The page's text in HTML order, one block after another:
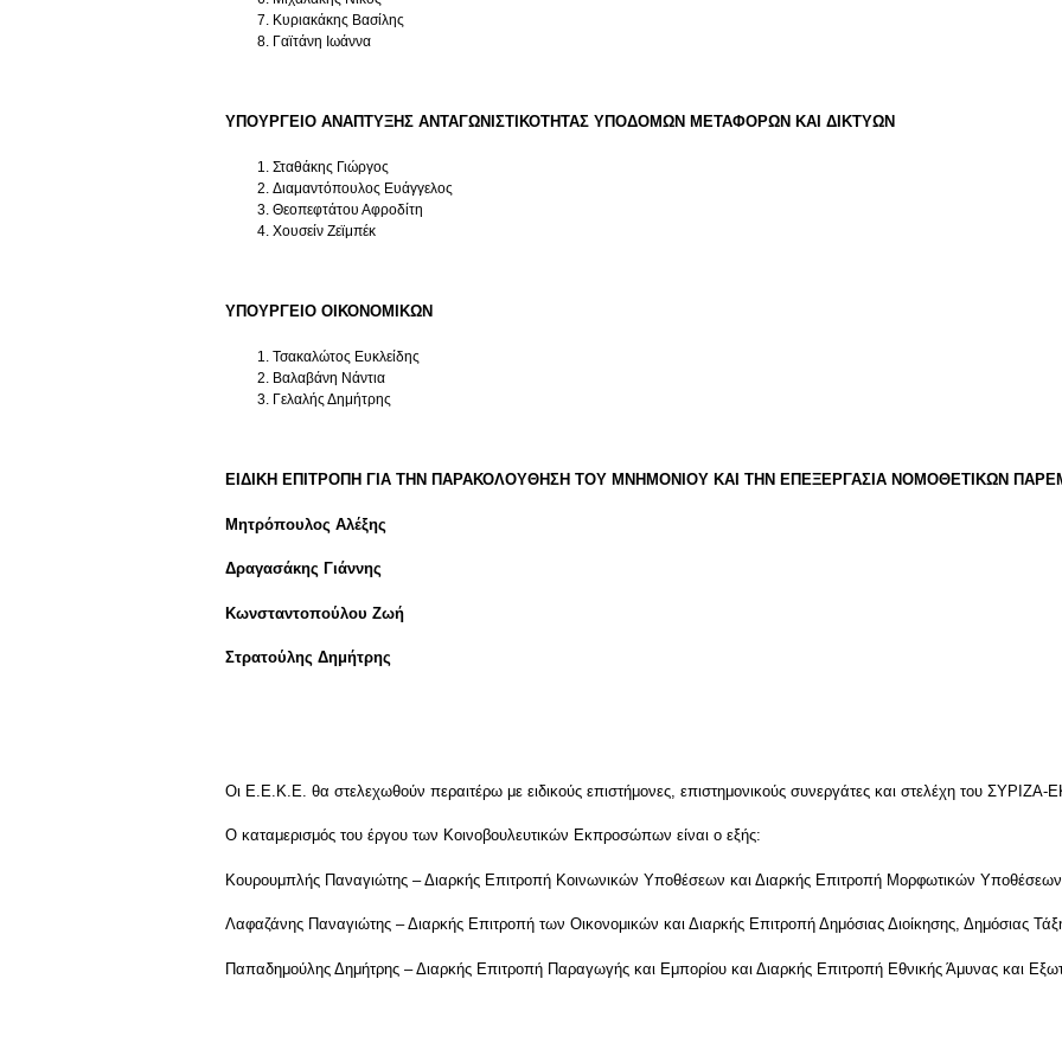
Κυριακάκης Βασίλης
Γαϊτάνη Ιωάννα
ΥΠΟΥΡΓΕΙΟ ΑΝΑΠΤΥΞΗΣ ΑΝΤΑΓΩΝΙΣΤΙΚΟΤΗΤΑΣ ΥΠΟΔΟΜΩΝ ΜΕΤΑΦΟΡΩΝ ΚΑΙ ΔΙΚΤΥΩΝ
Σταθάκης Γιώργος
Διαμαντόπουλος Ευάγγελος
Θεοπεφτάτου Αφροδίτη
Χουσείν Ζεϊμπέκ
ΥΠΟΥΡΓΕΙΟ ΟΙΚΟΝΟΜΙΚΩΝ
Τσακαλώτος Ευκλείδης
Βαλαβάνη Νάντια
Γελαλής Δημήτρης
ΕΙΔΙΚΗ ΕΠΙΤΡΟΠΗ ΓΙΑ ΤΗΝ ΠΑΡΑΚΟΛΟΥΘΗΣΗ ΤΟΥ ΜΝΗΜΟΝΙΟΥ ΚΑΙ ΤΗΝ ΕΠΕΞΕΡΓΑΣΙΑ ΝΟΜΟΘΕΤΙΚΩΝ
Μητρόπουλος Αλέξης
Δραγασάκης Γιάννης
Κωνσταντοπούλου Ζωή
Στρατούλης Δημήτρης
Οι Ε.Ε.Κ.Ε. θα στελεχωθούν περαιτέρω με ειδικούς επιστήμονες, επιστημονικούς συνεργάτες και στελέχη του ΣΥΡΙΖΑ-
Ο καταμερισμός του έργου των Κοινοβουλευτικών Εκπροσώπων είναι ο εξής:
Κουρουμπλής Παναγιώτης – Διαρκής Επιτροπή Κοινωνικών Υποθέσεων και Διαρκής Επιτροπή Μορφωτικών Υποθέσεων
Λαφαζάνης Παναγιώτης – Διαρκής Επιτροπή των Οικονομικών και Διαρκής Επιτροπή Δημόσιας Διοίκησης, Δημόσιας
Παπαδημούλης Δημήτρης – Διαρκής Επιτροπή Παραγωγής και Εμπορίου και Διαρκής Επιτροπή Εθνικής Άμυνας και